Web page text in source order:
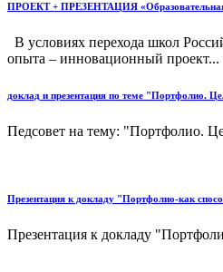
ПРОЕКТ + ПРЕЗЕНТАЦИЯ «Образовательная
В условиях перехода школ
опыта – инновационный проект...
доклад и презентация по теме "Портфолио.
Педсовет на тему: "Портфолио.
Презентация к докладу "Портфолио-как
Презентация к докладу